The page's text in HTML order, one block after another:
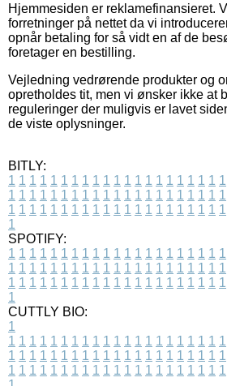
Hjemmesiden er reklamefinansieret.
forretninger på nettet da vi
opnår betaling for så vidt en af de
foretager en bestilling.
Vejledning vedrørende produkter og
opretholdes tit, men vi ønsker ikke at
reguleringer der muligvis er lavet
de viste oplysninger.
BITLY:
1 1 1 1 1 1 1 1 1 1 1 1 1 1 1 1 1 1 1 1 1
1 1 1 1 1 1 1 1 1 1 1 1 1 1 1 1 1 1 1 1 1
1 1 1 1 1 1 1 1 1 1 1 1 1 1 1 1 1 1 1 1 1
1
SPOTIFY:
1 1 1 1 1 1 1 1 1 1 1 1 1 1 1 1 1 1 1 1 1
1 1 1 1 1 1 1 1 1 1 1 1 1 1 1 1 1 1 1 1 1
1 1 1 1 1 1 1 1 1 1 1 1 1 1 1 1 1 1 1 1 1
1
CUTTLY BIO:
1
1 1 1 1 1 1 1 1 1 1 1 1 1 1 1 1 1 1 1 1 1
1 1 1 1 1 1 1 1 1 1 1 1 1 1 1 1 1 1 1 1 1
1 1 1 1 1 1 1 1 1 1 1 1 1 1 1 1 1 1 1 1 1